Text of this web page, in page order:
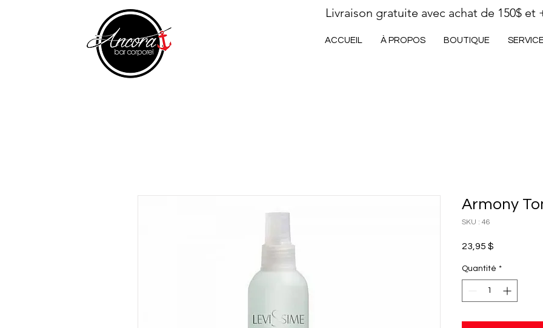
Livraison gratuite avec achat de 150$ et
ACCUEIL À PROPOS BOUTIQUE
Armony
SKU : 46
23,95 $
Quantité *